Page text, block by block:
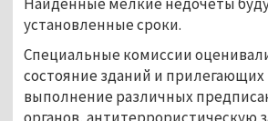
установленные сроки.
Специальные комиссии
состояние зданий и
выполнение различных